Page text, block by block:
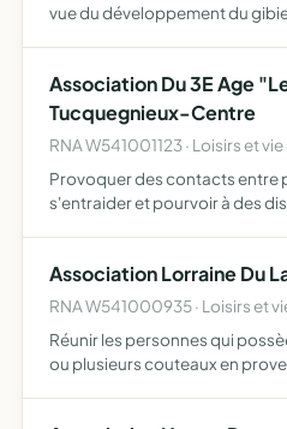
vue du développement du
Association Du 3E Age
Tucquegnieux-Centre
RNA W541001123 · Loisirs et
Provoquer des contacts entre
s'entraider et pourvoir à des
Association Lorraine Du
RNA W541000935 · Loisirs et
Réunir les personnes qui
ou plusieurs couteaux en